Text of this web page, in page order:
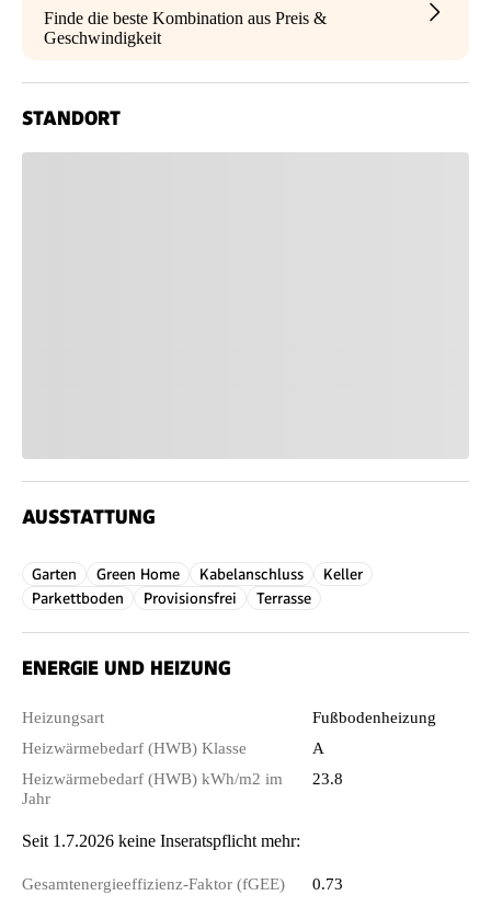
Finde die beste Kombination aus Preis &
Geschwindigkeit
STANDORT
AUSSTATTUNG
Garten Green Home Kabelanschluss
Keller
Parkettboden
Provisionsfrei Terrasse
ENERGIE UND HEIZUNG
Heizungsart
Fußbodenheizung
Heizwärmebedarf (HWB) Klasse
A
Heizwärmebedarf (HWB) kWh/m2 im
Jahr
23.8
Seit 1.7.2026 keine Inseratspflicht mehr:
Gesamtenergieeffizienz-Faktor (fGEE)
0.73